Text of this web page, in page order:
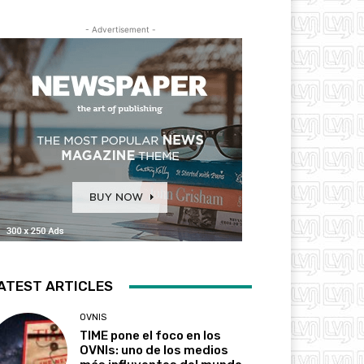
- Advertisement -
ARTICLES
OVNIS
TIME pone el foco en los
OVNIs: uno de los medios